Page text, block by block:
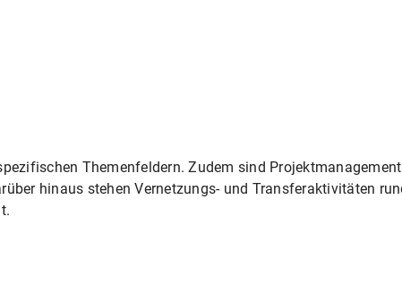
Themenfeldern. Zudem sind
hinaus stehen Vernetzungs- und Transferaktivitäten